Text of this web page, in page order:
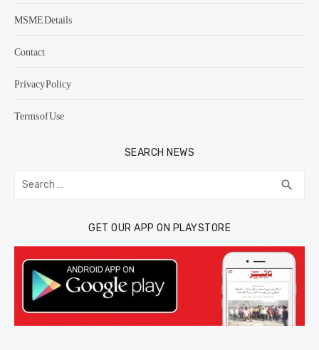
MSME Details
Contact
Privacy Policy
Terms of Use
SEARCH NEWS
Search
for: search
GET OUR APP ON PLAYSTORE